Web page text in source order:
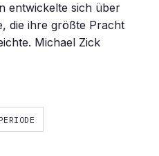
entwickelte sich über
die ihre größte Pracht
Michael Zick